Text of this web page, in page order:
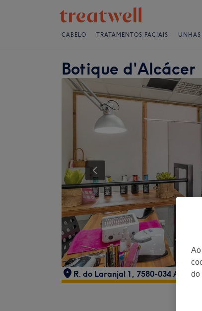
CABELO TRATAMENTOS FACIAIS UNHAS
Botique d'Alcácer
R. do Laranjal 1, 7580-034
do